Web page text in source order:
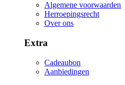
Algemene voorwaarden
Herroepingsrecht
Over ons
Extra
Cadeaubon
Aanbiedingen